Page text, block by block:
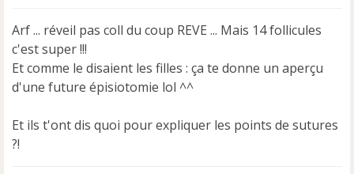
a
g
e
n
o
l
Arf ... réveil pas coll du coup REVE ... Mais 14 follicules
c'est super !!!
Et comme le disaient les filles : ça te donne un aperçu
d'une future épisiotomie lol ^^
Et ils t'ont dis quoi pour expliquer les points de sutures
?!